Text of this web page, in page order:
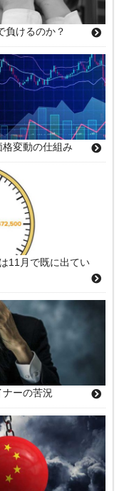
負けるのか？
変動の仕組み
11月で既に出てい
ーの苦況